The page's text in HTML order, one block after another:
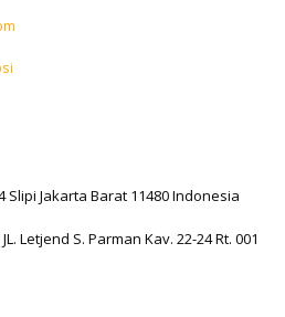
Slipi Jakarta Barat 11480 Indonesia
Letjend S. Parman Kav. 22-24 Rt. 001